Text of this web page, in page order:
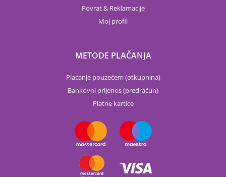
Povrat & Reklamacije
Moj profil
METODE PLAČANJA
Plaćanje pouzećem (otkupnina)
Bankovni prijenos (predračun)
Platne kartice